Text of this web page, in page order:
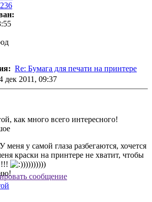
Re: Бумага для печати на принтере
дек 2011, 09:37
ой, как много всего интересного!
меня у самой глаза разбегаются, хочется
краски на принтере не хватит, чтобы
)))))))))